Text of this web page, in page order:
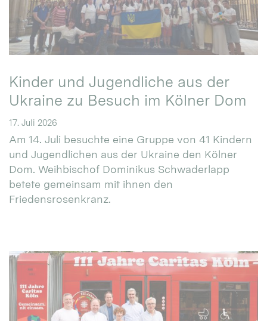
Kinder und Jugendliche aus der
Ukraine zu Besuch im Kölner Dom
17. Juli 2026
Am 14. Juli besuchte eine Gruppe von 41 Kindern
und Jugendlichen aus der Ukraine den Kölner
Dom. Weihbischof Dominikus Schwaderlapp
betete gemeinsam mit ihnen den
Friedensrosenkranz.